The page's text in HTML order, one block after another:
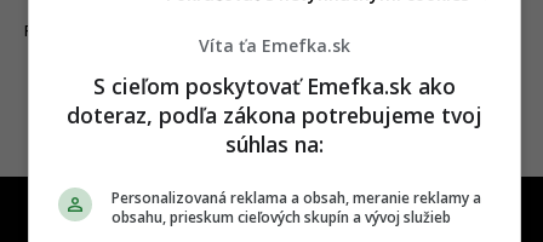
FAKTY A ZAUJÍMAVOSTI
Víta ťa Emefka.sk
S cieľom poskytovať Emefka.sk ako
doteraz, podľa zákona potrebujeme tvoj
súhlas na:
Personalizovaná reklama a obsah, meranie reklamy a
obsahu, prieskum cieľových skupín a vývoj služieb